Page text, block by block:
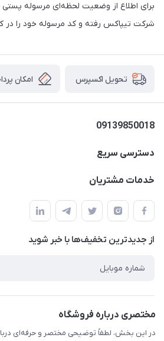
برای اطلاع از وضعیت لحظه‌ای مرسوله
شرکت تیپاکس رفته و کد مرسوله خود را در
تحویل اکسپرس امکان
09139850018
۰۲۱۰۰۰۰۰۰۰۰
دسترسی سریع
حساب کاربری
لیست محصولات
درباره ما
خدمات مشتریان
قوانین و مقررات
حریم خصوصی
راهنما
از جدید‌ترین تخفیف‌ها با‌ خبر شوید
مختصری درباره فروشگاه
در این بخش، لطفاً توضیحی مختصر و حرفه‌ای